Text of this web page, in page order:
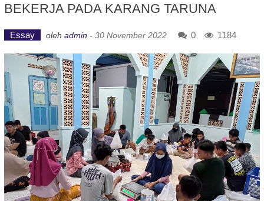
BEKERJA PADA KARANG TARUNA
Essay oleh admin - 30 November 2022 0 1184